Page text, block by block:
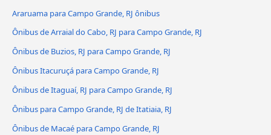
Araruama para Campo Grande, RJ ônibus
Ônibus de Arraial do Cabo, RJ para Campo Grande, RJ
Ônibus de Buzios, RJ para Campo Grande, RJ
Ônibus Itacuruçá para Campo Grande, RJ
Ônibus de Itaguaí, RJ para Campo Grande, RJ
Ônibus para Campo Grande, RJ de Itatiaia, RJ
Ônibus de Macaé para Campo Grande, RJ